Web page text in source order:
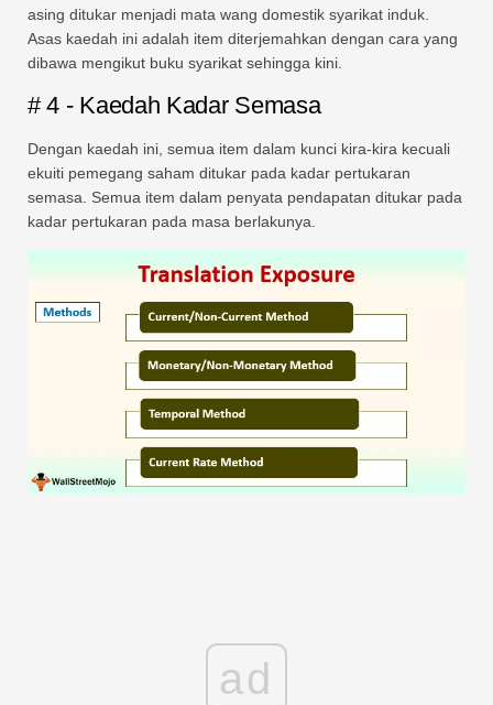
asing ditukar menjadi mata wang domestik syarikat induk.
Asas kaedah ini adalah item diterjemahkan dengan cara yang
dibawa mengikut buku syarikat sehingga kini.
# 4 - Kaedah Kadar Semasa
Dengan kaedah ini, semua item dalam kunci kira-kira kecuali
ekuiti pemegang saham ditukar pada kadar pertukaran
semasa. Semua item dalam penyata pendapatan ditukar pada
kadar pertukaran pada masa berlakunya.
ad